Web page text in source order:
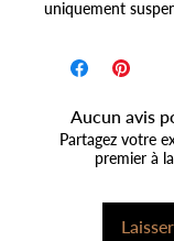
uniquement
Aucun avis
Partagez votre
premier à